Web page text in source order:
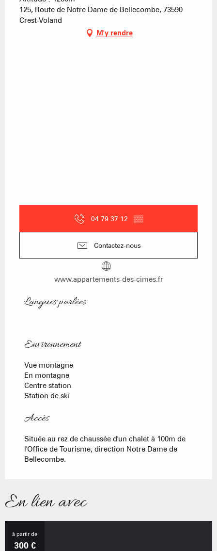
125, Route de Notre Dame de Bellecombe, 73590
Crest-Voland
M'y rendre
04 79 37 12 ▒▒
Contactez-nous
www.appartements-des-cimes.fr
Langues parlées
Langues parlées
Environnement
Environnement
Vue montagne
En montagne
Centre station
Station de ski
Accès
Accès
Située au rez de chaussée d'un chalet à 100m de
l'Office de Tourisme, direction Notre Dame de
Bellecombe.
En lien avec
à partir de
300€
L'Etale